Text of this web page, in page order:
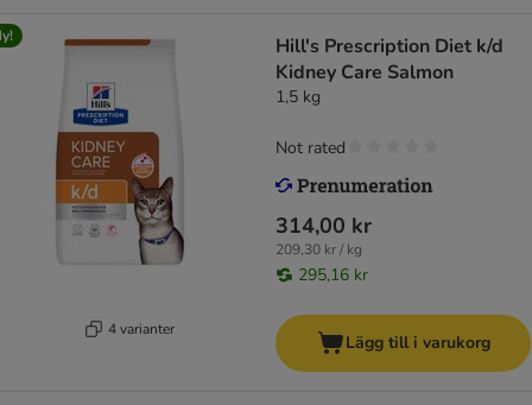
4 varianter
Hill's Prescription Diet k/d
Kidney Care Salmon
1,5 kg
314,00 kr
209,30 kr / kg
295,16 kr
Not rated
Lägg till i varukorg